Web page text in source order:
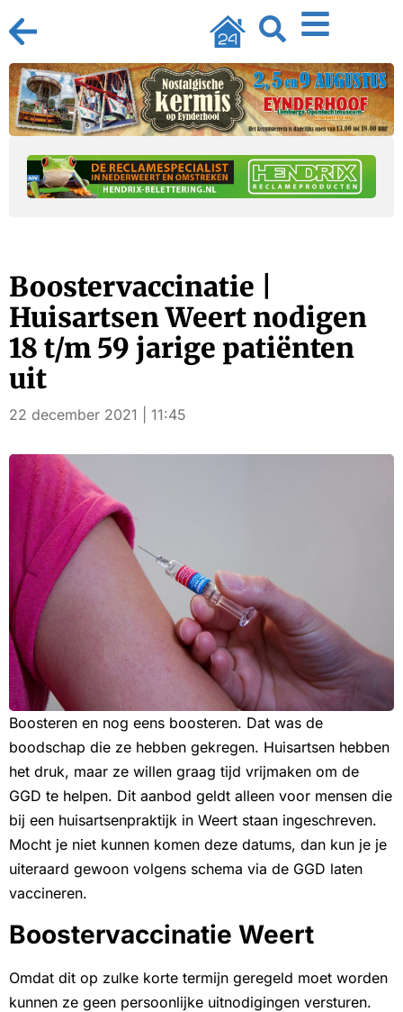
Boostervaccinatie |
Huisartsen Weert nodigen
18 t/m 59 jarige patiënten
uit
22 december 2021 | 11:45
Boosteren en nog eens boosteren. Dat was de
boodschap die ze hebben gekregen. Huisartsen hebben
het druk, maar ze willen graag tijd vrijmaken om de
GGD te helpen. Dit aanbod geldt alleen voor mensen die
bij een huisartsenpraktijk in Weert staan ingeschreven.
Mocht je niet kunnen komen deze datums, dan kun je je
uiteraard gewoon volgens schema via de GGD laten
vaccineren.
Boostervaccinatie Weert
Omdat dit op zulke korte termijn geregeld moet worden
kunnen ze geen persoonlijke uitnodigingen versturen.